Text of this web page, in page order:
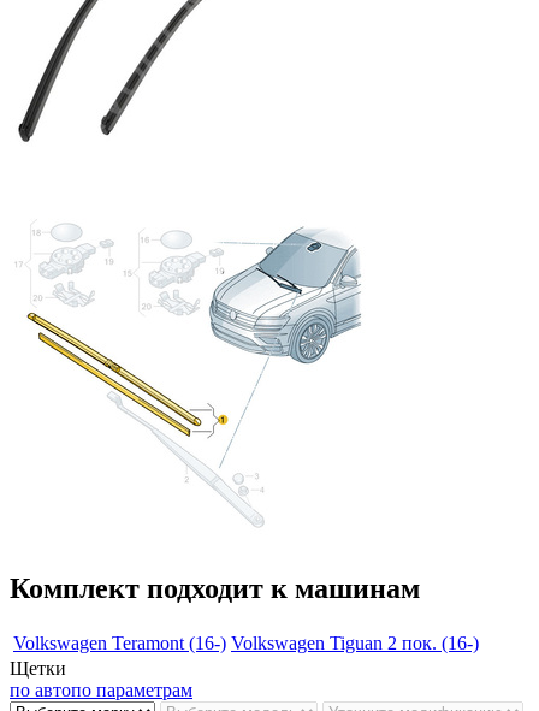
Комплект подходит к машинам
Volkswagen Teramont (16-) Volkswagen Tiguan 2 пок. (16-)
Щетки
по автопо параметрам